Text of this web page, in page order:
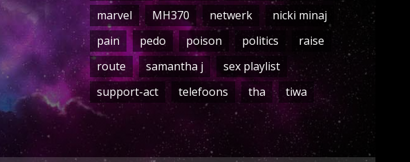
marvel
MH370 netwerk
nicki minaj
pain
pedo poison politics
raise
route
samantha j
sex playlist
support-act
telefoons tha tiwa